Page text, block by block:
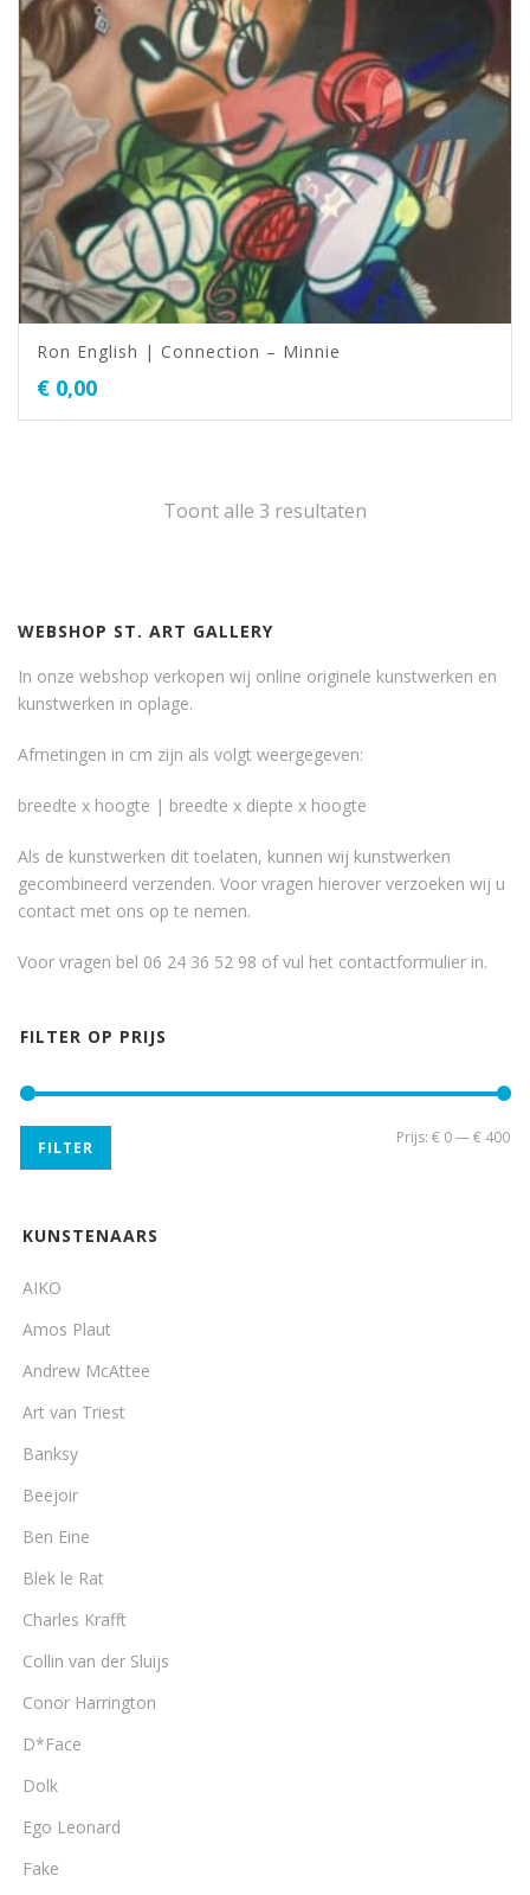
Ron English | Connection – Minnie
€ 0,00
Toont alle 3 resultaten
WEBSHOP ST. ART GALLERY
In onze webshop verkopen wij online originele kunstwerken en
kunstwerken in oplage.
Afmetingen in cm zijn als volgt weergegeven:
breedte x hoogte | breedte x diepte x hoogte
Als de kunstwerken dit toelaten, kunnen wij kunstwerken
gecombineerd verzenden. Voor vragen hierover verzoeken wij u
contact met ons op te nemen.
Voor vragen bel 06 24 36 52 98 of vul het contactformulier in.
FILTER OP PRIJS
FILTER
Prijs: € 0—€ 400
KUNSTENAARS
AIKO
Amos Plaut
Andrew McAttee
Art van Triest
Banksy
Beejoir
Ben Eine
Blek le Rat
Charles Krafft
Collin van der Sluijs
Conor Harrington
D*Face
Dolk
Ego Leonard
Fake